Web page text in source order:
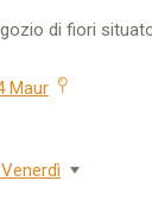
di fiori
Maur